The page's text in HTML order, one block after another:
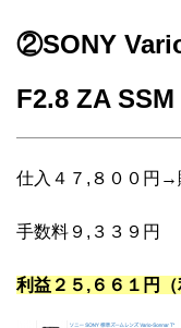
②SONY
F2.8 ZA SSM
仕入４７,８００円→
手数料９,３３９円
利益２５,６６１円（